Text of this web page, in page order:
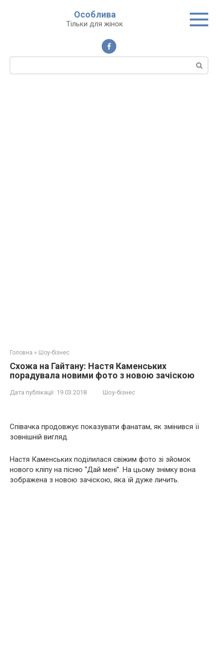
Особлива
Тільки для жінок
Пошук:
Головна » Шоу-бізнес
Cхожa на Гайтану: Настя Каменських
порадувала новими фото з новою зачіскою
Дата публікації: 19.03.2018 Шоу-бізнес
Співачка продовжує показувати фанатам, як змінився її
зовнішній вигляд.
Настя Каменських поділилася свіжим фото зі зйомок
нового кліпу на пісню “Дай мені”. На цьому знімку вона
зображена з новою зачіскою, яка їй дуже личить.